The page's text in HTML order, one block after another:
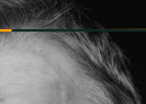
ELŐADÁSOK INFORMÁCIÓK